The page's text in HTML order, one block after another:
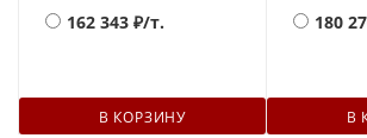
162 343 ₽/т.
В КОРЗИНУ
180
В